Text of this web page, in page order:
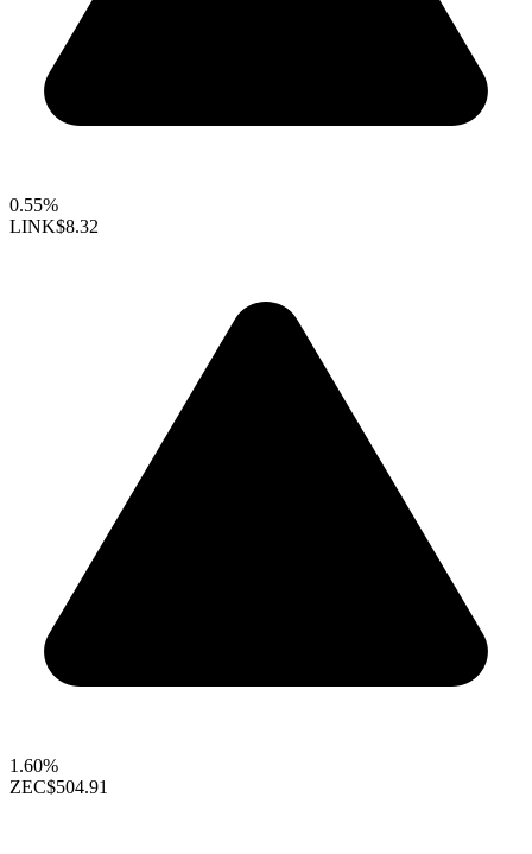
0.55%
LINK$8.32
1.60%
ZEC$504.91